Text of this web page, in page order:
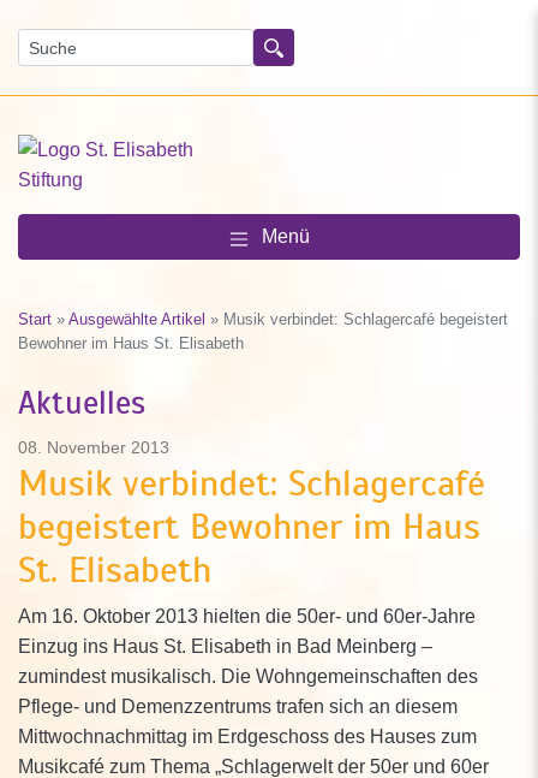
Suchen
Menü
Start » Ausgewählte Artikel » Musik verbindet: Schlagercafé begeistert
Bewohner im Haus St. Elisabeth
Aktuelles
08. November 2013
Musik verbindet: Schlagercafé
begeistert Bewohner im Haus
St. Elisabeth
Am 16. Oktober 2013 hielten die 50er- und 60er-Jahre
Einzug ins Haus St. Elisabeth in Bad Meinberg –
zumindest musikalisch. Die Wohngemeinschaften des
Pflege- und Demenzzentrums trafen sich an diesem
Mittwochnachmittag im Erdgeschoss des Hauses zum
Musikcafé zum Thema „Schlagerwelt der 50er und 60er